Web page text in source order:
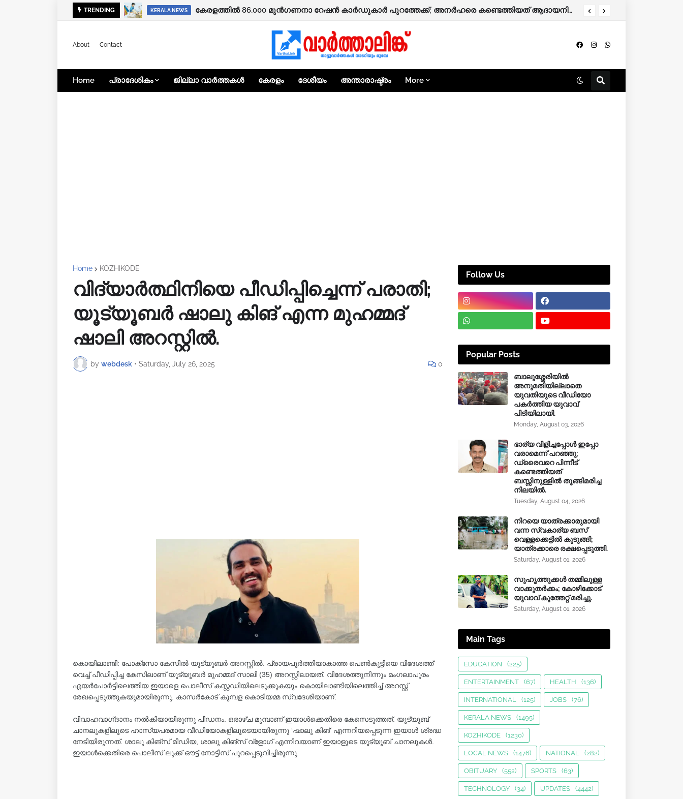
TRENDING KERALA NEWS
KERALA NEWS ഭിന്നശേഷിക്കാർക്ക് ‘ആശ്വാസം’ പദ്ധതിയിലൂടെ 25,000 രൂപ ധനസഹായത്തിന് അപേക്ഷിക്കാം.
About Contact
Home പ്രാദേശികം ജില്ലാ വാർത്തകൾ കേരളം ദേശീയം അന്താരാഷ്ട്രം More
Home KOZHIKODE
വിദ്യാർത്ഥിനിയെ പീഡിപ്പിച്ചെന്ന് പരാതി;
യൂട്യൂബര്‍ ഷാലു കിങ് എന്ന മുഹമ്മദ്
ഷാലി അറസ്റ്റിൽ.
by webdesk • Saturday, July 26, 2025 0
കൊയിലാണ്ടി: പോക്സോ കേസില്‍ യൂട്യൂബര്‍ അറസ്റ്റിൽ. പ്രായപൂർത്തിയാകാത്ത പെൺകുട്ടിയെ വിദേശത്ത്
വെച്ച് പീഡിപ്പിച്ച കേസിലാണ് യൂട്യൂബർ മുഹമ്മദ് സാലി (35) അറസ്റ്റിലായത്. വിദേശത്തുനിന്നും മംഗലാപുരം
എയര്‍പോര്‍ട്ടിലെത്തിയ ഇയാളെ പൊലീസ് കസ്റ്റഡിയിലെടുക്കുകയും കൊയിലാണ്ടിയിലെത്തിച്ച് അറസ്റ്റ്
രേഖപ്പെടുത്തുകയുമായിരുന്നു. കാസര്‍കോട് കുമ്പള കൊടിയമ്മ സ്വദേശിയാണ്.
വിവാഹവാഗ്‌ദാനം നൽകിയായിരുന്നു പീഡനം. ഒരാഴ്ച മുമ്പാണ് ഇയാള്‍ക്കെതിരെ കേസെടുത്തത്. യൂട്യൂബ്
ചാനലുകളിലൂടെ ഹാസ്യപരമായ വീഡിയോകളിലൂടെയായിരുന്നു ‘ഷാലു കിങ്’ എന്നറിയപ്പെടുന്ന ഇയാൾ ശ്രദ്ധ
നേടിയിരുന്നത്. ശാലു കിങ്സ് മീഡിയ, ശാലു കിങ്സ് വ്ളോഗ് എന്നിവയാണ് ഇയാളുടെ യൂട്യൂബ് ചാനലുകള്‍.
ഇയാൾക്കെതിരെ പൊലീസ് ലുക്ക് ഔട്ട് നോട്ടീസ് പുറപ്പെടുവിച്ചിരുന്നു.
Follow Us
Popular Posts
ബാലുശ്ശേരിയിൽ
അനുമതിയില്ലാതെ
യുവതിയുടെ വീഡിയോ
പകർത്തിയ യുവാവ്
പിടിയിലായി.
Monday, August 03, 2026
ഭാര്യ വിളിച്ചപ്പോള്‍ ഇപ്പോ
വരാമെന്ന് പറഞ്ഞു;
ഡ്രൈവറെ പിന്നീട്
കണ്ടെത്തിയത്
ബസ്സിനുള്ളില്‍ തൂങ്ങിമരിച്ച
നിലയിൽ.
Tuesday, August 04, 2026
നിറയെ യാത്രക്കാരുമായി
വന്ന സ്വകാര്യ ബസ്
വെള്ളക്കെട്ടിൽ കുടുങ്ങി;
യാത്രക്കാരെ രക്ഷപ്പെടുത്തി.
Saturday, August 01, 2026
സുഹൃത്തുക്കൾ തമ്മിലുള്ള
വാക്കുതർക്കം; കോഴിക്കോട്
യുവാവ് കുത്തേറ്റ് മരിച്ചു.
Saturday, August 01, 2026
Main Tags
EDUCATION (225)
ENTERTAINMENT (67) HEALTH (136)
INTERNATIONAL (125) JOBS (76)
KERALA NEWS (1495)
KOZHIKODE (1230)
LOCAL NEWS (1476) NATIONAL (282)
OBITUARY (552) SPORTS (63)
TECHNOLOGY (34) UPDATES (4442)